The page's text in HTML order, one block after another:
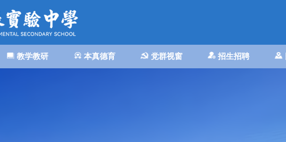
教学教研 本真德育 党群视窗 招生招聘